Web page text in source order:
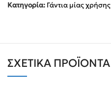
Κατηγορία: Γάντια μίας χρήσης
ΣΧΕΤΙΚΆ ΠΡΟΪΌΝΤΑ